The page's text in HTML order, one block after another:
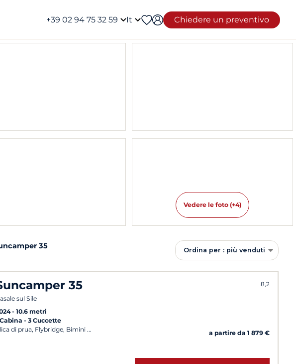
+39 02 94 75 32 59 It Chiedere un preventivo
Vedere le foto (+4)
35 Ordina per : più venduti
35
sul Sile
8,2
10.6 metri
Cabina 3 Cuccette
di prua, Flybridge, Bimini
a partire da 1 879 €